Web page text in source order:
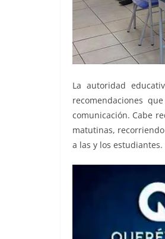
La autoridad
recomendaciones
comunicación. Cabe
matutinas,
a las y los estudiantes.